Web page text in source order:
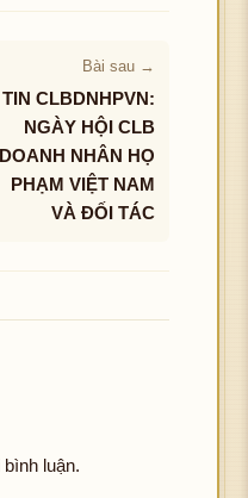
Bài sau →
TIN CLBDNHPVN:
NGÀY HỘI CLB
DOANH NHÂN HỌ
PHẠM VIỆT NAM
VÀ ĐỐI TÁC
luận.